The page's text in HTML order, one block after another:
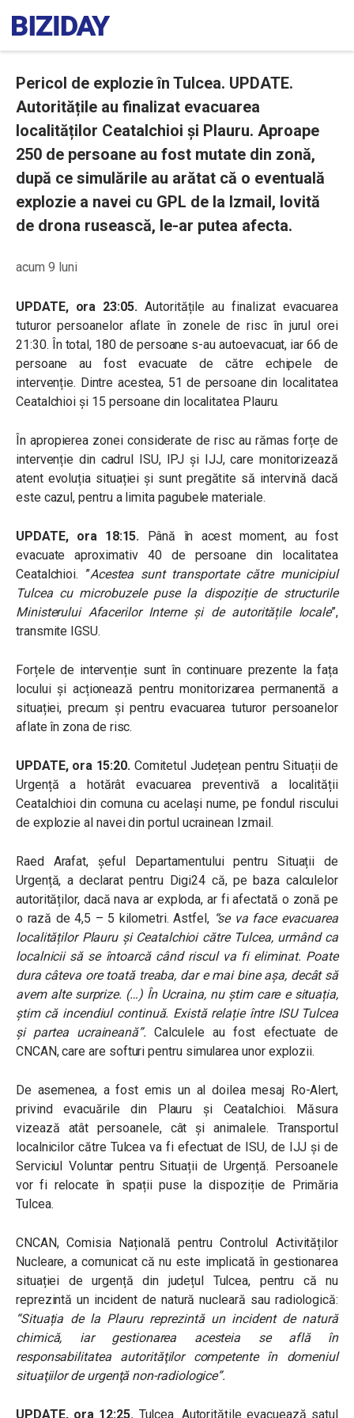
Pericol de explozie în Tulcea. UPDATE.
Autoritățile au finalizat evacuarea
localităților Ceatalchioi și Plauru. Aproape
250 de persoane au fost mutate din zonă,
după ce simulările au arătat că o eventuală
explozie a navei cu GPL de la Izmail, lovită
de drona rusească, le-ar putea afecta.
acum 9 luni
UPDATE, ora 23:05.Autoritățile au finalizat evacuarea
tuturor persoanelor aflate în zonele de risc în jurul orei
21:30. În total, 180 de persoane s-au autoevacuat, iar 66 de
persoane au fost evacuate de către echipele de
intervenție. Dintre acestea, 51 de persoane din localitatea
Ceatalchioi și 15 persoane din localitatea Plauru.
În apropierea zonei considerate de risc au rămas forțe de
intervenție din cadrul ISU, IPJ și IJJ, care monitorizează
atent evoluția situației și sunt pregătite să intervină dacă
este cazul, pentru a limita pagubele materiale.
UPDATE, ora 18:15. Până în acest moment, au fost
evacuate aproximativ 40 de persoane din localitatea
Ceatalchioi. ”Acestea sunt transportate către municipiul
Tulcea cu microbuzele puse la dispoziție de structurile
Ministerului Afacerilor Interne și de autoritățile locale”,
transmite IGSU.
Forțele de intervenție sunt în continuare prezente la fața
locului și acționează pentru monitorizarea permanentă a
situației, precum și pentru evacuarea tuturor persoanelor
aflate în zona de risc.
UPDATE, ora 15:20. Comitetul Județean pentru Situații de
Urgență a hotărât evacuarea preventivă a localității
Ceatalchioi din comuna cu același nume, pe fondul riscului
de explozie al navei din portul ucrainean Izmail.
Raed Arafat, șeful Departamentului pentru Situații de
Urgență, a declarat pentru Digi24 că, pe baza calculelor
autorităților, dacă nava ar exploda, ar fi afectată o zonă pe
o rază de 4,5 – 5 kilometri. Astfel,“se va face evacuarea
localităților Plauru și Ceatalchioi către Tulcea, urmând ca
localnicii să se întoarcă când riscul va fi eliminat. Poate
dura câteva ore toată treaba, dar e mai bine așa, decât să
avem alte surprize. (…) În Ucraina, nu știm care e situația,
știm că incendiul continuă. Există relație între ISU Tulcea
și partea ucraineană”.Calculele au fost efectuate de
CNCAN, care are softuri pentru simularea unor explozii.
De asemenea, a fost emis un al doilea mesaj Ro-Alert,
privind evacuările din Plauru și Ceatalchioi. Măsura
vizează atât persoanele, cât și animalele. Transportul
localnicilor către Tulcea va fi efectuat de ISU, de IJJ și de
Serviciul Voluntar pentru Situații de Urgență. Persoanele
vor fi relocate în spații puse la dispoziție de Primăria
Tulcea.
CNCAN, Comisia Națională pentru Controlul Activităților
Nucleare, a comunicat că nu este implicată în gestionarea
situației de urgență din județul Tulcea, pentru că nu
reprezintă un incident de natură nucleară sau radiologică:
“Situația de la Plauru reprezintă un incident de natură
chimică, iar gestionarea acesteia se află în
responsabilitatea autorităţilor competente în domeniul
situaţiilor de urgenţă non-radiologice”.
UPDATE, ora 12:25. Tulcea. Autoritățile evacuează satul